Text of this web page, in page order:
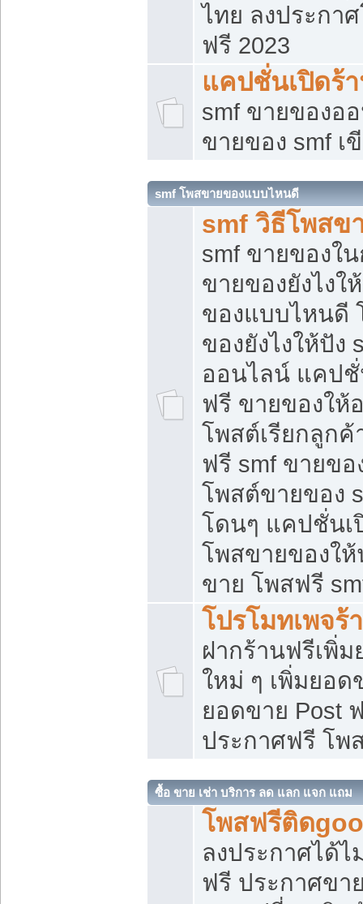
ไทย ลงประกา
ฟรี 2023
แคปชั่นเปิดร้
smf ขายของอ
ขายของ smf เ
smf โพสขายของแบบไหนดี
smf วิธีโพสข
smf ขายของใ
ขายของยังไง
ของแบบไหนดี
ของยังไงให้ปั
ออนไลน์ แคป
ฟรี ขายของให้
โพสต์เรียกลูกค้
ฟรี smf ขายขอ
โพสต์ขายของ
โดนๆ แคปชั่นเ
โพสขายของใ
ขาย โพสฟรี
โปรโมทเพจร้
ฝากร้านฟรีเพิ่
ใหม่ ๆ เพิ่มยอด
ยอดขาย Post
ประกาศฟรี โพ
ซื้อ ขาย เช่า บริการ ลด แลก แจก แถม
โพสฟรีติด
ลงประกาศได้
ฟรี ประกาศข